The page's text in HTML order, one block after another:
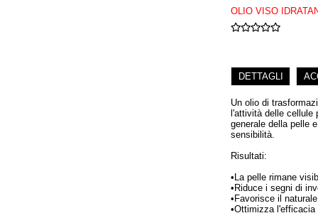
OLIO VISO
DETTAGLI
Un olio di
l'attività delle cellule
generale della pelle
sensibilità.
Risultati:
•La pelle rimane
•Riduce i segni di
•Favorisce il
•Ottimizza